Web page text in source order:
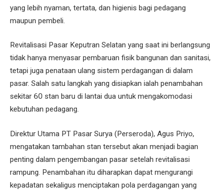
yang lebih nyaman, tertata, dan higienis bagi pedagang
maupun pembeli.
Revitalisasi Pasar Keputran Selatan yang saat ini berlangsung
tidak hanya menyasar pembaruan fisik bangunan dan sanitasi,
tetapi juga penataan ulang sistem perdagangan di dalam
pasar. Salah satu langkah yang disiapkan ialah penambahan
sekitar 60 stan baru di lantai dua untuk mengakomodasi
kebutuhan pedagang.
Direktur Utama PT Pasar Surya (Perseroda), Agus Priyo,
mengatakan tambahan stan tersebut akan menjadi bagian
penting dalam pengembangan pasar setelah revitalisasi
rampung. Penambahan itu diharapkan dapat mengurangi
kepadatan sekaligus menciptakan pola perdagangan yang